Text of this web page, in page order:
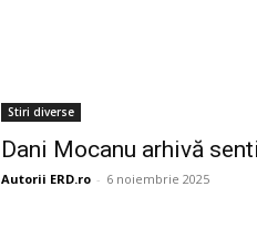
Stiri diverse
Dani Mocanu arhivă
Autorii ERD.ro - 6 noiembrie 2025